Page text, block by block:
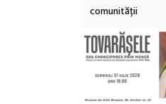
comunității